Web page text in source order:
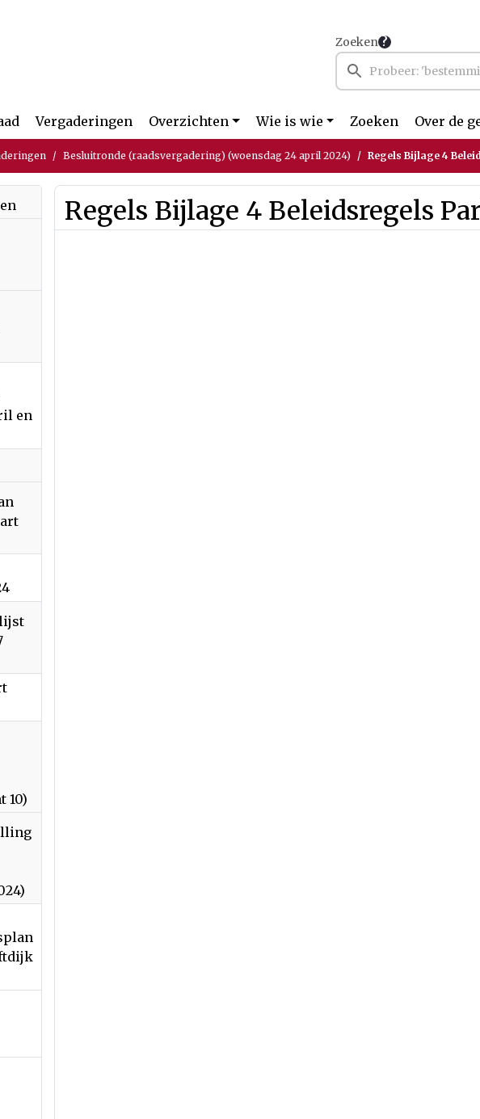
Zoeken
Vergaderingen Overzichten Wie is wie Zoeken Over de
Besluitronde (raadsvergadering) (woensdag 24 april 2024) Regels Bijlage 4
en
10)
Regels Bijlage 4 Beleidsregels